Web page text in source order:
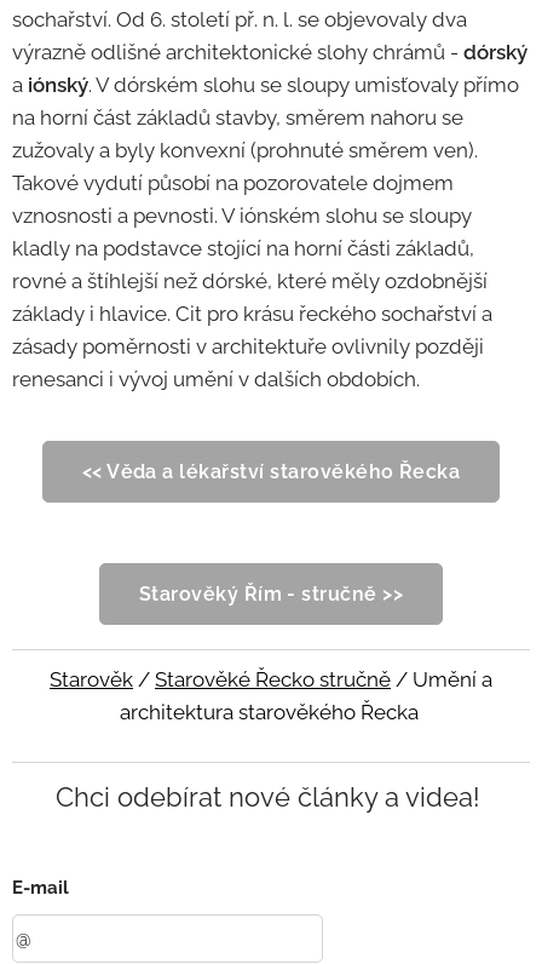
sochařství. Od 6. století př. n. l. se objevovaly dva
výrazně odlišné architektonické slohy chrámů - dórský
a iónský. V dórském slohu se sloupy umisťovaly přímo
na horní část základů stavby, směrem nahoru se
zužovaly a byly konvexní (prohnuté směrem ven).
Takové vydutí působí na pozorovatele dojmem
vznosnosti a pevnosti. V iónském slohu se sloupy
kladly na podstavce stojící na horní části základů,
rovné a štíhlejší než dórské, které měly ozdobnější
základy i hlavice. Cit pro krásu řeckého sochařství a
zásady poměrnosti v architektuře ovlivnily později
renesanci i vývoj umění v dalších obdobích.
<< Věda a lékařství starověkého Řecka
Starověký Řím - stručně >>
Starověk / Starověké Řecko stručně / Umění a
architektura starověkého Řecka
Chci odebírat nové články a videa!
E-mail